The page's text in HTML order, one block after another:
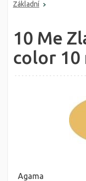
Základní
10 Me
color
Agama